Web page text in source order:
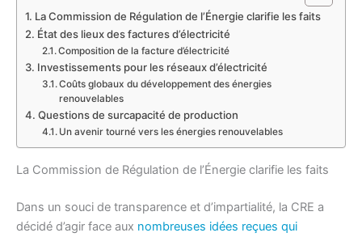
La Commission de Régulation de l’Énergie clarifie les faits
État des lieux des factures d’électricité
Composition de la facture d’électricité
Investissements pour les réseaux d’électricité
Coûts globaux du développement des énergies
renouvelables
Questions de surcapacité de production
Un avenir tourné vers les énergies renouvelables
La Commission de Régulation de l’Énergie clarifie les faits
Dans un souci de transparence et d’impartialité, la CRE a
décidé d’agir face aux nombreuses idées reçues qui